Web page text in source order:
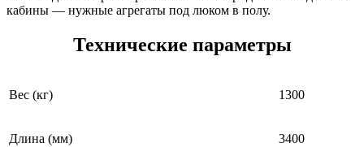
кабины — нужные агрегаты под люком в полу.
Технические параметры
Вес (кг) 1300
Длина (мм) 3400